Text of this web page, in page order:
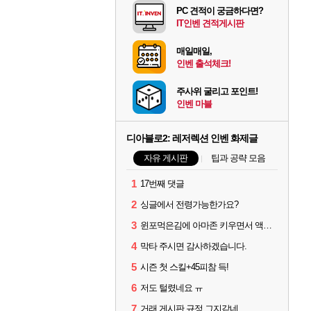
PC 견적이 궁금하다면?
IT인벤 견적게시판
매일매일,
인벤 출석체크!
주사위 굴리고 포인트!
인벤 마블
디아블로2: 레저렉션 인벤 화제글
자유 게시판 팁과 공략 모음
1 17번째 댓글
2 싱글에서 전령가능한가요?
3 윈포먹은김에 아마존 키우면서 액트미는데 자룬이?
4 막타 주시면 감사하겠습니다.
5 시즌 첫 스킬+45피참 득!
6 저도 털렸네요 ㅠ
거래 게시판 규정 그지같네